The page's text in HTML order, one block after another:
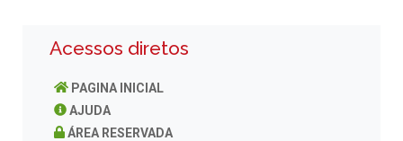
Acessos diretos
PAGINA INICIAL
AJUDA
ÁREA RESERVADA